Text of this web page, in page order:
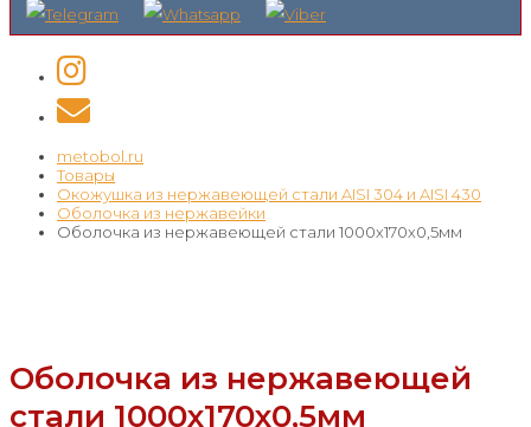
metobol.ru
Товары
Окожушка из нержавеющей стали AISI 304 и AISI 430
Оболочка из нержавейки
Оболочка из нержавеющей стали 1000х170х0,5мм
Оболочка из нержавеющей
стали 1000х170х0,5мм